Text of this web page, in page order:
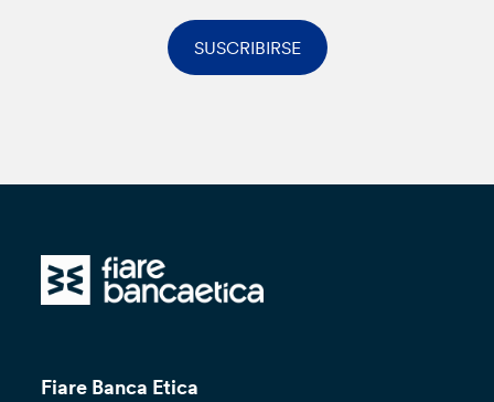
SUSCRIBIRSE
Fiare Banca Etica